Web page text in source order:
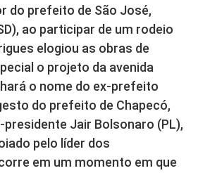
do prefeito de São José,
ao participar de um rodeio
elogiou as obras de
o projeto da avenida
o nome do ex-prefeito
do prefeito de Chapecó,
presidente Jair Bolsonaro (PL),
pelo líder dos
em um momento em que